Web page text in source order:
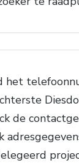
het
de